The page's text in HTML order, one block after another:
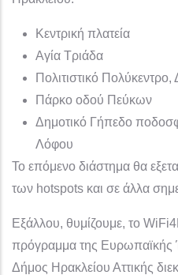
Κεντρική πλατεία
Αγία Τριάδα
Πολιτιστικό
Πάρκο οδού Πεύκων
Δημοτικό Γήπεδο
Λόφου
Το επόμενο διάστημα θα
των hotspots και σε άλλα
Εξάλλου, θυμίζουμε, το
πρόγραμμα της
Δήμος Ηρακλείου Αττικής